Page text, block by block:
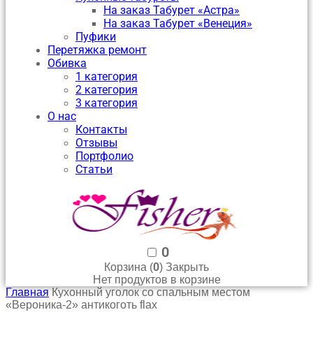
На заказ Табурет «Астра»
На заказ Табурет «Венеция»
Пуфики
Перетяжка ремонт
Обивка
1 категория
2 категория
3 категория
О нас
Контакты
Отзывы
Портфолио
Статьи
0
Корзина (0) Закрыть
Нет продуктов в корзине
Главная Кухонный уголок со спальным местом
«Вероника-2» антикоготь flax